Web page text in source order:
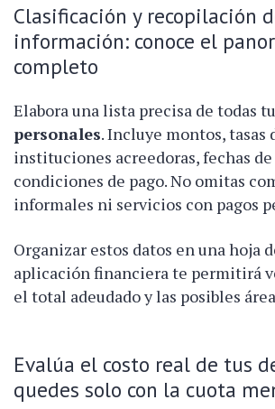
Clasificación y recopilación
información: conoce el
completo
Elabora una lista precisa de todas
personales. Incluye montos, tasas
instituciones acreedoras, fechas
condiciones de pago. No omitas
informales ni servicios con pagos
Organizar estos datos en una hoja
aplicación financiera te permitirá
el total adeudado y las posibles
Evalúa el costo real de tus
quedes solo con la cuota